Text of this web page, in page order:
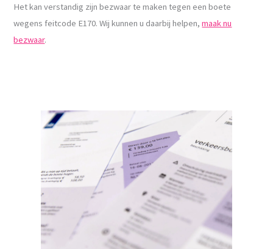
Het kan verstandig zijn bezwaar te maken tegen een boete
wegens feitcode E170. Wij kunnen u daarbij helpen,maak nu
bezwaar.